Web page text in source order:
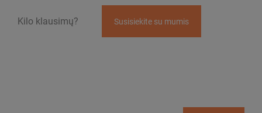
Kilo klausimų? Susisiekite su mumis